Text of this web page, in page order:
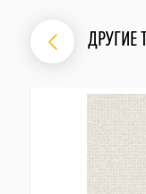
ДРУГИЕ